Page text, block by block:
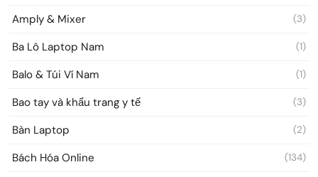
Amply & Mixer (3)
Ba Lô Laptop Nam (1)
Balo & Túi Ví Nam (1)
Bao tay và khẩu trang y tế (3)
Bàn Laptop (2)
Bách Hóa Online (134)